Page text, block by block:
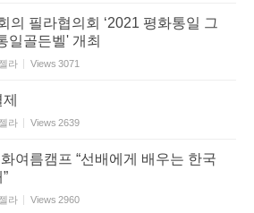
의 필라협의회 ‘2021 평화통일 그
일골든벨' 개최
라 Views 3071
라 Views 2639
여름캠프 “선배에게 배우는 한국
라 Views 2960